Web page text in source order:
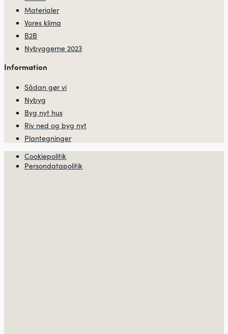
Materialer
Vores klima
B2B
Nybyggerne 2023
Information
Sådan gør vi
Nybyg
Byg nyt hus
Riv ned og byg nyt
Plantegninger
Cookiepolitik
Persondatapolitik